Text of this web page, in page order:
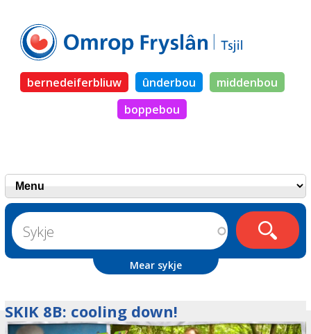
bernedeiferbliuw ûnderbou
middenbou
boppebou
Mear sykje
SKIK 8B: cooling down!